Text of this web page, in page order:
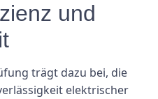
und
trägt dazu bei, die
elektrischer